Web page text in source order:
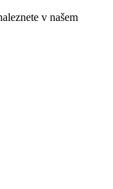
v našem